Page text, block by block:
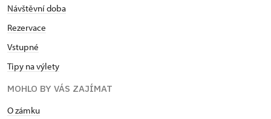
Návštěvní doba
Rezervace
Vstupné
Tipy na výlety
MOHLO BY VÁS ZAJÍMAT
O zámku